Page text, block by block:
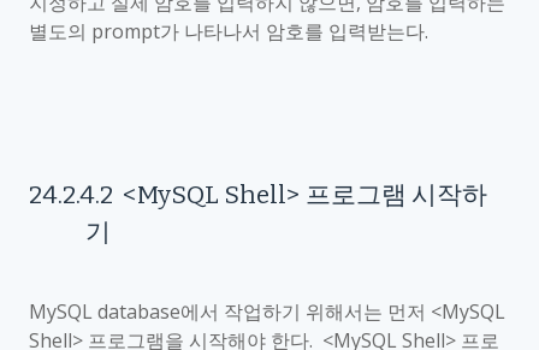
별도의 prompt가 나타나서 암호를 입력받는다.
24.2.4.2 <MySQL Shell> 프로그램 시작하
기
MySQL database에서 작업하기 위해서는 먼저 <MySQL
Shell> 프로그램을 시작해야 한다. <MySQL Shell> 프로